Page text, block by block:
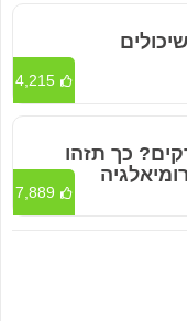
4,215
כך תזהו
7,889